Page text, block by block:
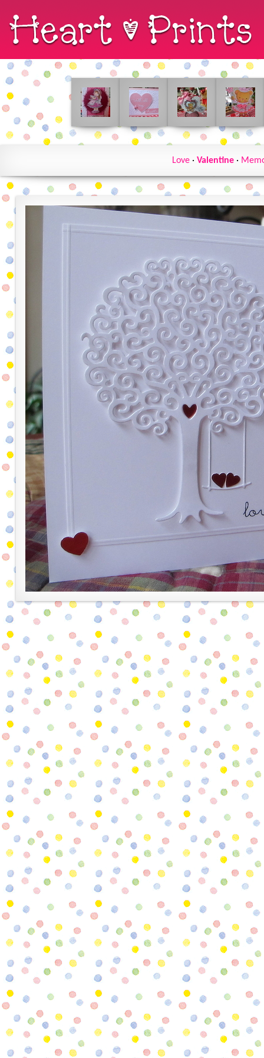
Love· Valentine·